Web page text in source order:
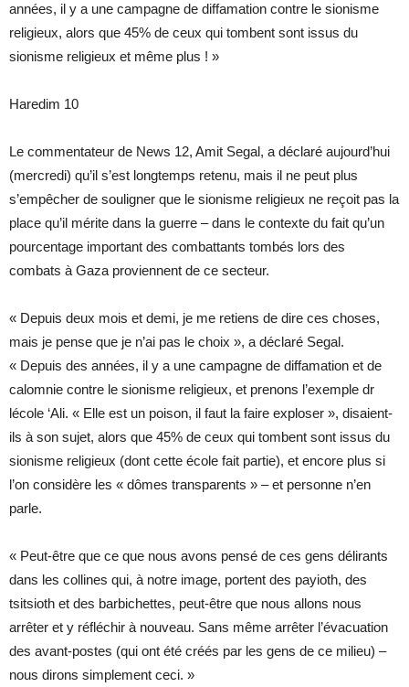
années, il y a une campagne de diffamation contre le sionisme
religieux, alors que 45% de ceux qui tombent sont issus du
sionisme religieux et même plus ! »
Haredim 10
Le commentateur de News 12, Amit Segal, a déclaré aujourd’hui
(mercredi) qu’il s’est longtemps retenu, mais il ne peut plus
s’empêcher de souligner que le sionisme religieux ne reçoit pas la
place qu’il mérite dans la guerre – dans le contexte du fait qu’un
pourcentage important des combattants tombés lors des
combats à Gaza proviennent de ce secteur.
« Depuis deux mois et demi, je me retiens de dire ces choses,
mais je pense que je n’ai pas le choix », a déclaré Segal.
« Depuis des années, il y a une campagne de diffamation et de
calomnie contre le sionisme religieux, et prenons l’exemple dr
lécole ‘Ali. « Elle est un poison, il faut la faire exploser », disaient-
ils à son sujet, alors que 45% de ceux qui tombent sont issus du
sionisme religieux (dont cette école fait partie), et encore plus si
l’on considère les « dômes transparents » – et personne n’en
parle.
« Peut-être que ce que nous avons pensé de ces gens délirants
dans les collines qui, à notre image, portent des payioth, des
tsitsioth et des barbichettes, peut-être que nous allons nous
arrêter et y réfléchir à nouveau. Sans même arrêter l’évacuation
des avant-postes (qui ont été créés par les gens de ce milieu) –
nous dirons simplement ceci. »